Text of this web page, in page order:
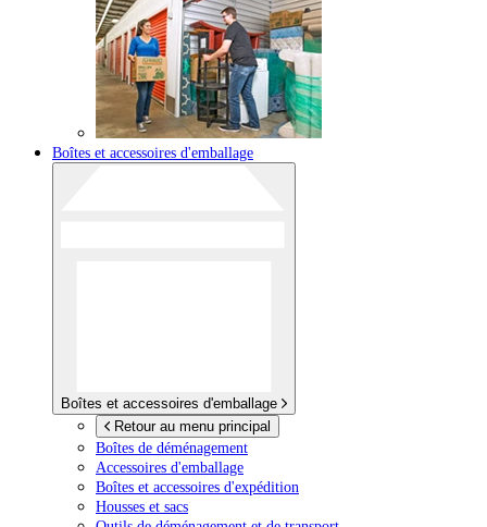
Boîtes et accessoires d'emballage
Boîtes et accessoires d'emballage
Retour au menu principal
Boîtes de déménagement
Accessoires d'emballage
Boîtes et accessoires d'expédition
Housses et sacs